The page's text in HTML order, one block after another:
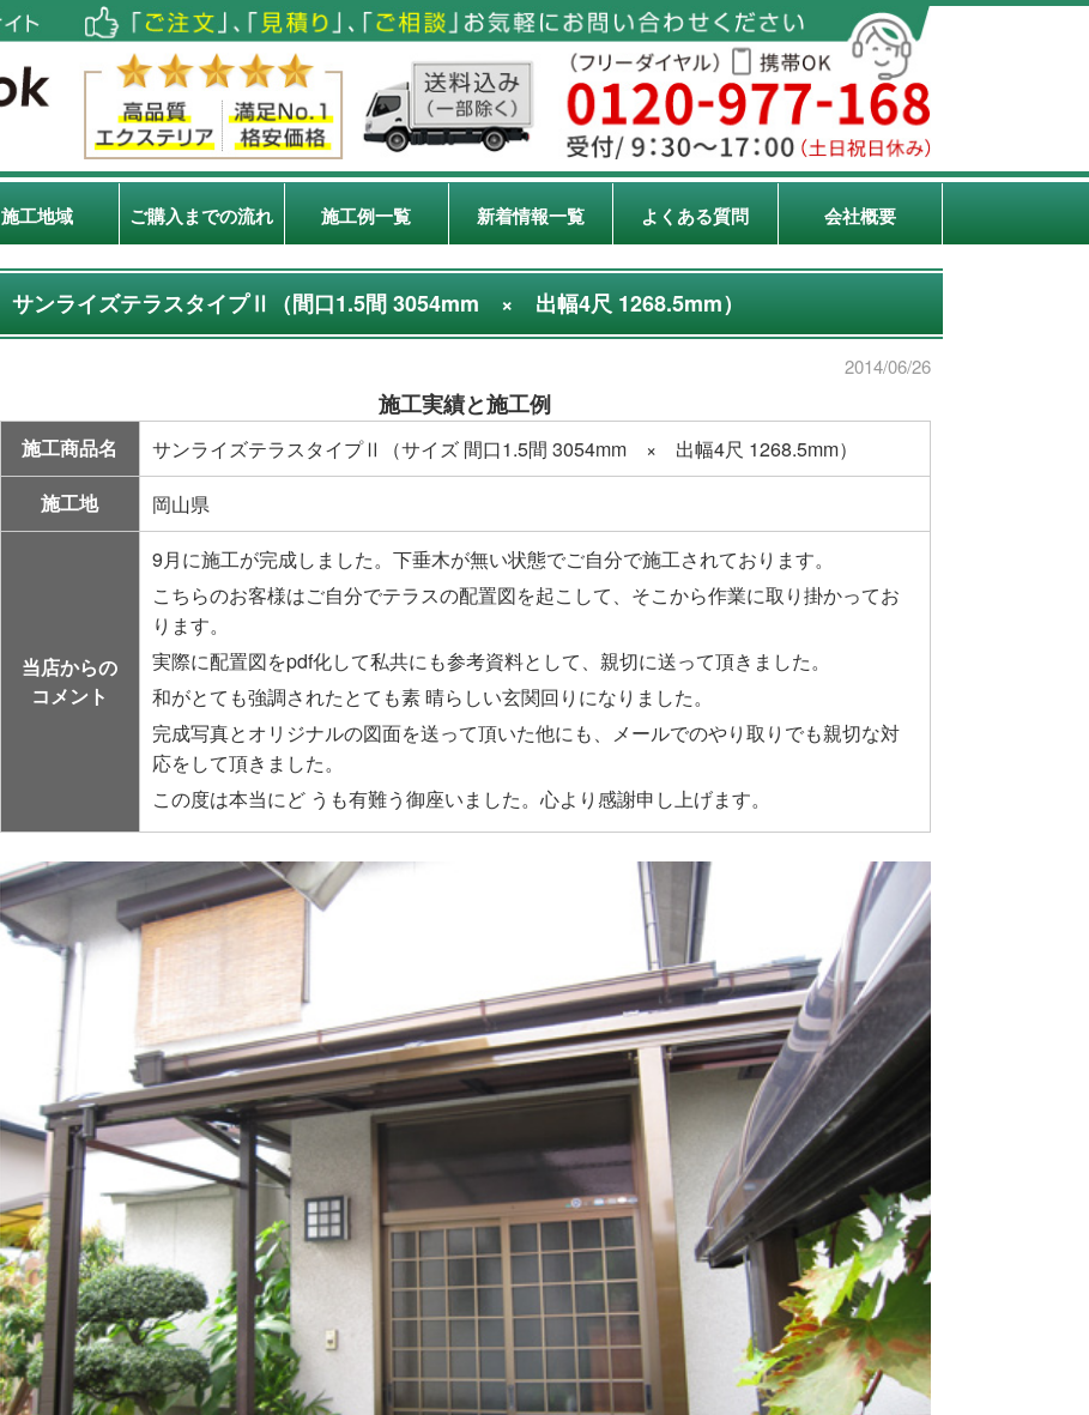
施工地域 ご購入までの流れ 施工例一覧 新着情報一覧 よくある質問 会社概要
サンライズテラスタイプⅡ（間口1.5間 3054mm × 出幅4尺 1268.5mm）
2014/06/26
施工実績と施工例
施工商品名
サンライズテラスタイプⅡ（サイズ 間口1.5間 3054mm × 出幅4尺 1268.5mm）
施工地
岡山県
当店からの
コメント
9月に施工が完成しました。下垂木が無い状態でご自分で施工されております。
こちらのお客様はご自分でテラスの配置図を起こして、そこから作業に取り掛かってお
ります。
実際に配置図をpdf化して私共にも参考資料として、親切に送って頂きました。
和がとても強調されたとても素 晴らしい玄関回りになりました。
完成写真とオリジナルの図面を送って頂いた他にも、メールでのやり取りでも親切な対
応をして頂きました。
この度は本当にど うも有難う御座いました。心より感謝申し上げます。